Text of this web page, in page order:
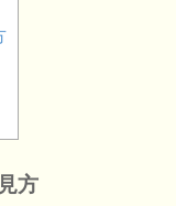
方